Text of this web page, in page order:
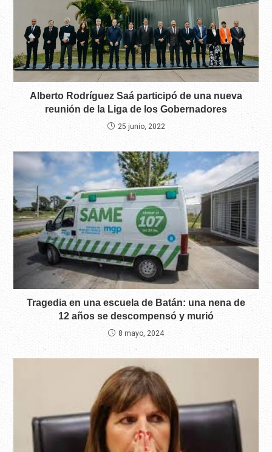
Alberto Rodríguez Saá participó de una nueva
reunión de la Liga de los Gobernadores
25 junio, 2022
Tragedia en una escuela de Batán: una nena de
12 años se descompensó y murió
8 mayo, 2024